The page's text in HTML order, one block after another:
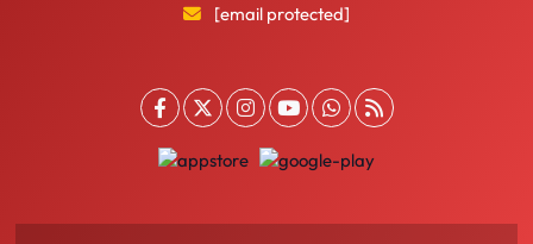
[email protected]